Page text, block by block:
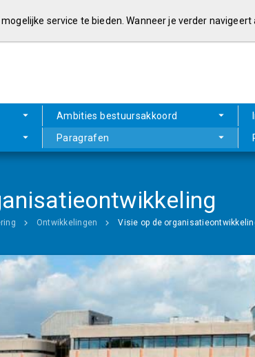
Ambities bestuursakkoord
Paragrafen
Ontwikkelingen Visie op de
service te bieden. Wanneer je verder navigeert